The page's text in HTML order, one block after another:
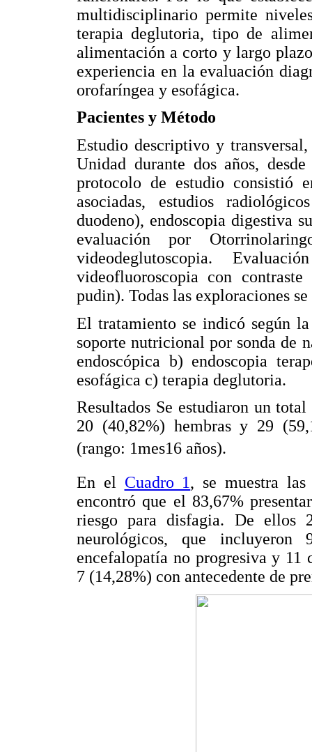
multidisciplinario permite
terapia deglutoria, tipo de
alimentación a corto y largo
experiencia en la evaluación
orofaríngea y esofágica.
Pacientes y Método
Estudio descriptivo y
Unidad durante dos años,
protocolo de estudio consistió
asociadas, estudios
duodeno), endoscopia digestiva
evaluación por
videodeglutoscopia.
videofluoroscopia con
pudin). Todas las exploraciones
El tratamiento se indicó según
soporte nutricional por sonda de
endoscópica b) endoscopia
esofágica c) terapia deglutoria.
Resultados Se estudiaron un
20 (40,82%) hembras y 29
(rango: 1mes16 años).
En el Cuadro 1, se muestra las
encontró que el 83,67%
riesgo para disfagia. De ellos
neurológicos, que
encefalopatía no progresiva y 11
7 (14,28%) con antecedente de